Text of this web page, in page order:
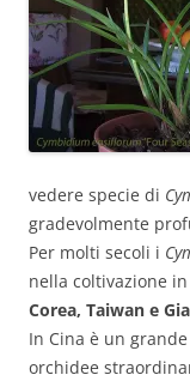
vedere specie di
gradevolmente
Per molti secoli i
nella coltivazione
Corea, Taiwan e
In Cina è un
orchidee